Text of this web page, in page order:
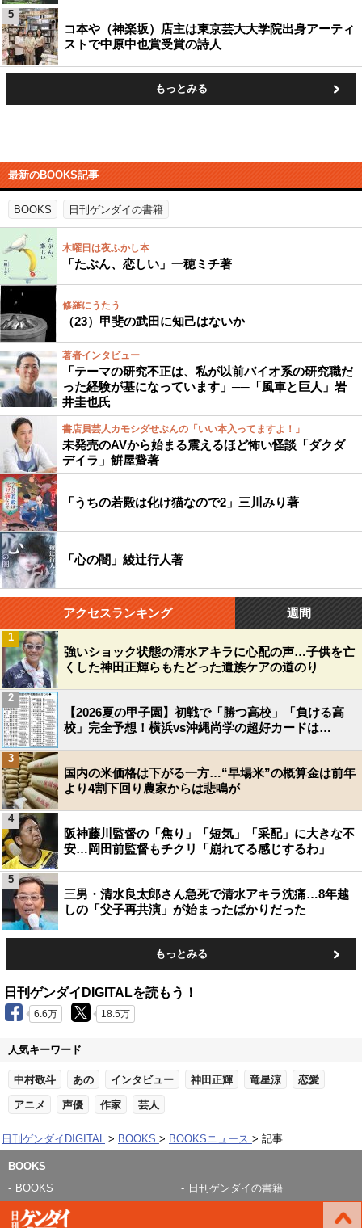
コ本や（神楽坂）店主は東京芸大大学院出身アーティ
ストで中原中也賞受賞の詩人
5
もっとみる
最新のBOOKS記事
BOOKS 日刊ゲンダイの書籍
木曜日は夜ふかし本
「たぶん、恋しい」一穂ミチ著
修羅にうたう
（23）甲斐の武田に知己はないか
著者インタビュー
「テーマの研究不正は、私が以前バイオ系の研究職だ
った経験が基になっています」──「風車と巨人」岩
井圭也氏
書店員芸人カモシダせぶんの「いい本入ってますよ！」
未発売のAVから始まる震えるほど怖い怪談「ダクダ
デイラ」餠屋䖸著
「うちの若殿は化け猫なので2」三川みり著
「心の闇」綾辻行人著
アクセスランキング 週間
強いショック状態の清水アキラに心配の声…子供を亡
くした神田正輝らもたどった遺族ケアの道のり
1
【2026夏の甲子園】初戦で「勝つ高校」「負ける高
校」完全予想！横浜vs沖縄尚学の超好カードは…
2
国内の米価格は下がる一方…“早場米”の概算金は前年
より4割下回り農家からは悲鳴が
3
阪神藤川監督の「焦り」「短気」「采配」に大きな不
安…岡田前監督もチクリ「崩れてる感じするわ」
4
三男・清水良太郎さん急死で清水アキラ沈痛…8年越
しの「父子再共演」が始まったばかりだった
5
もっとみる
日刊ゲンダイDIGITALを読もう！
6.6万 18.5万
人気キーワード
中村敬斗 あの インタビュー 神田正輝 竜星涼 恋愛
アニメ 声優 作家 芸人
日刊ゲンダイDIGITAL BOOKS BOOKSニュース 記事
BOOKS
BOOKS
日刊ゲンダイの書籍